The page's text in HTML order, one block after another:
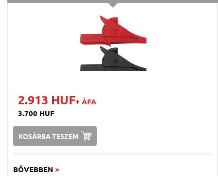
2.913 HUF+ ÁFA
3.700 HUF
KOSÁRBA TESZEM
BŐVEBBEN >